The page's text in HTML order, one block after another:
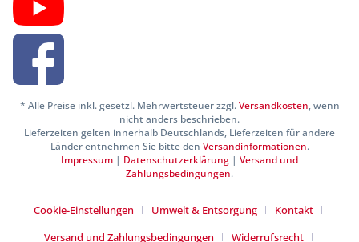
* Alle Preise inkl. gesetzl. Mehrwertsteuer zzgl.Versandkosten, wenn
nicht anders beschrieben.
Lieferzeiten gelten innerhalb Deutschlands, Lieferzeiten für andere
Länder entnehmen Sie bitte den Versandinformationen.
Impressum | Datenschutzerklärung | Versand und
Zahlungsbedingungen.
Cookie-Einstellungen Umwelt & Entsorgung
Kontakt
Versand und Zahlungsbedingungen
Widerrufsrecht